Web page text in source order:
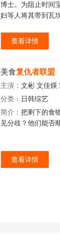
博士。为阻止时间
妇等人将其带到瓦
查看详情
美食复仇者联盟
主演： 文彬 文佳煐
分类： 日韩综艺
简介： 把剩下的食
见分歧？他们能否
查看详情